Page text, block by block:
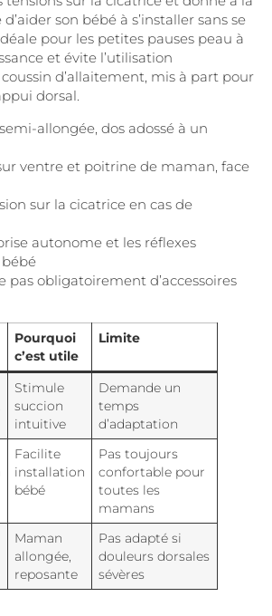
son bébé à s’installer sans se
pour les petites pauses peau à
et évite l’utilisation
d’allaitement, mis à part pour
dorsal.
allongée, dos adossé à un
ventre et poitrine de maman, face
sur la cicatrice en cas de
autonome et les réflexes
pas obligatoirement d’accessoires
Pourquoi
c’est utile
Limite
Stimule
succion
intuitive
Demande un
temps
d’adaptation
Facilite
installation
bébé
Pas toujours
confortable pour
toutes les
mamans
Maman
allongée,
reposante
Pas adapté si
douleurs dorsales
sévères